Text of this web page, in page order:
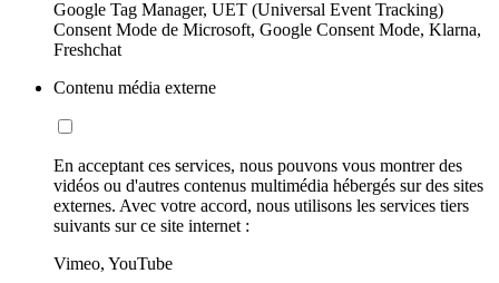
Google Tag Manager, UET (Universal Event Tracking)
Consent Mode de Microsoft, Google Consent Mode, Klarna,
Freshchat
Contenu média externe
En acceptant ces services, nous pouvons vous montrer des
vidéos ou d'autres contenus multimédia hébergés sur des sites
externes. Avec votre accord, nous utilisons les services tiers
suivants sur ce site internet :
Vimeo, YouTube